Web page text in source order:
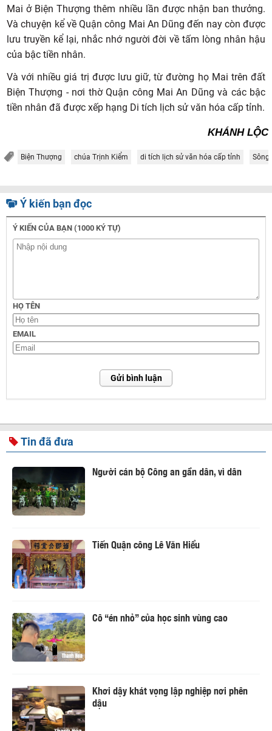
Mai ở Biện Thượng thêm nhiều lần được nhận ban thưởng.
Và chuyện kể về Quận công Mai An Dũng đến nay còn được
lưu truyền kể lại, nhắc nhớ người đời về tấm lòng nhân hậu
của bậc tiền nhân.
Và với nhiều giá trị được lưu giữ, từ đường họ Mai trên đất
Biện Thượng - nơi thờ Quận công Mai An Dũng và các bậc
tiền nhân đã được xếp hạng Di tích lịch sử văn hóa cấp tỉnh.
KHÁNH LỘC
Biện Thượng chúa Trịnh Kiểm di tích lịch sử văn hóa cấp tỉnh Sông
Ý kiến bạn đọc
Ý KIẾN CỦA BẠN (1000 KÝ TỰ)
HỌ TÊN
EMAIL
Gửi bình luận
Tin đã đưa
Người cán bộ Công an gần dân, vì dân
Tiến Quận công Lê Văn Hiểu
Cô “én nhỏ” của học sinh vùng cao
Khơi dậy khát vọng lập nghiệp nơi phên
dậu